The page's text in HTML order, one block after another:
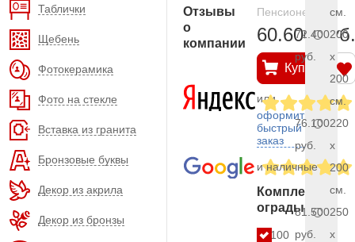
Таблички
Щебень
Фотокерамика
Фото на стекле
Вставка из гранита
Бронзовые буквы
Декор из акрила
Декор из бронзы
Отзывы
о
компании
Пенсионерам
60.600 руб.
Купить
или
оформить
быстрый
заказ
и наличные
Комплект
ограды
100
см.
72.400
руб.
200
x
200
см.
76.100
руб.
220
x
200
см.
81.500
руб.
250
x